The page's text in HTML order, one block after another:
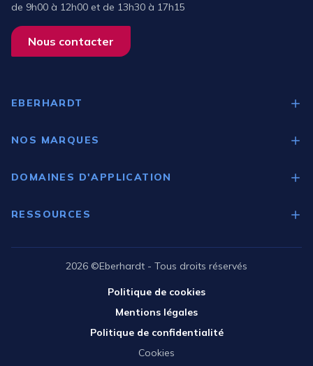
de 9h00 à 12h00 et de 13h30 à 17h15
Nous contacter
EBERHARDT
NOS MARQUES
Brema
DOMAINES D'APPLICATION
Industries
Recherche académique
RESSOURCES
Catalogue Scientifique
Catalogue Pharmacie
2026 ©Eberhardt - Tous droits réservés
Politique de cookies
Mentions légales
Politique de confidentialité
Cookies